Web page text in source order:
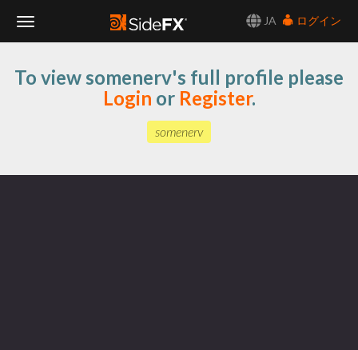
JA
ログイン
Navigation
To view somenerv's full profile please
Login or Register.
somenerv